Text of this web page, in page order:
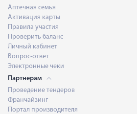
Аптечная семья
Активация карты
Правила участия
Проверить баланс
Личный кабинет
Вопрос-ответ
Электронные чеки
Партнерам
Проведение тендеров
Франчайзинг
Портал производителя